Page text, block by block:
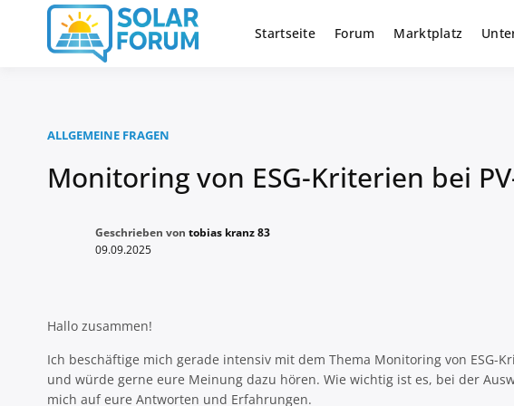
springen
Solar Forum
Deutschlandweit Nr. 1 Forum für gewerbliche
Startseite Forum Marktplatz
ALLGEMEINE FRAGEN
Monitoring von ESG-Kriterien bei
Geschrieben von tobias kranz 83
09.09.2025
Hallo zusammen!
Ich beschäftige mich gerade intensiv mit dem Thema Monitoring von ESG-
und würde gerne eure Meinung dazu hören. Wie wichtig ist es, bei der
mich auf eure Antworten und Erfahrungen.